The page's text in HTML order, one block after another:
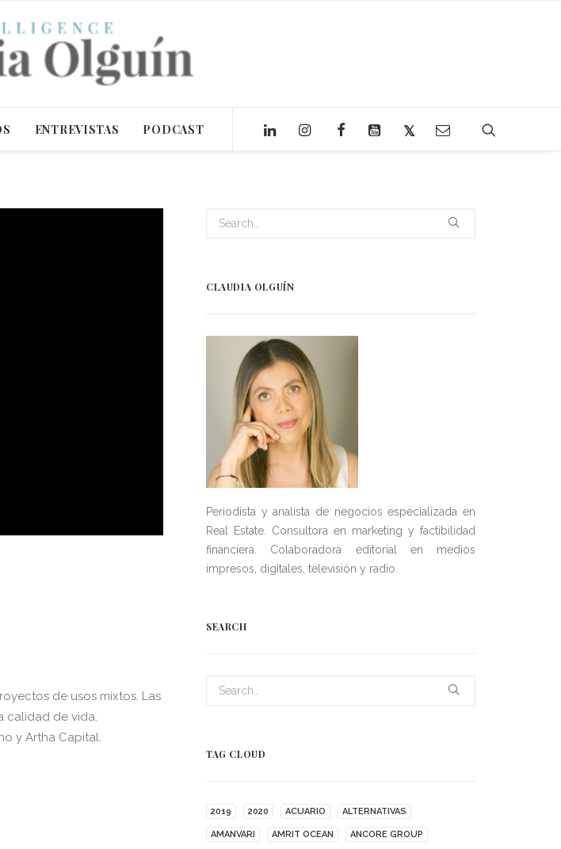
ENTREVISTAS PODCAST
de usos mixtos. Las
calidad de vida.
y Artha Capital.
CLAUDIA OLGUÍN
Periodista y analista de negocios especializada en
Real Estate. Consultora en marketing y factibilidad
financiera. Colaboradora editorial en medios
impresos, digitales, televisión y radio.
SEARCH
TAG CLOUD
2019 2020 ACUARIO ALTERNATIVAS
AMANVARI AMRIT OCEAN ANCORE GROUP